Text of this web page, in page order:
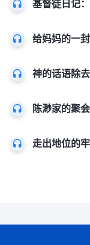
基督徒日记
给妈妈的一
神的话语除
陈渺家的聚
走出地位的